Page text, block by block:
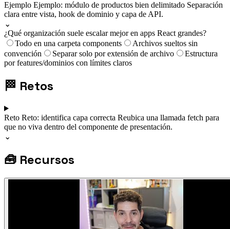
Ejemplo Ejemplo: módulo de productos bien delimitado Separación
clara entre vista, hook de dominio y capa de API.
⌄
¿Qué organización suele escalar mejor en apps React grandes?
Todo en una carpeta components
Archivos sueltos sin
convención
Separar solo por extensión de archivo
Estructura
por features/dominios con límites claros
🏁 Retos
Reto Reto: identifica capa correcta Reubica una llamada fetch para
que no viva dentro del componente de presentación.
⌄
🧰 Recursos